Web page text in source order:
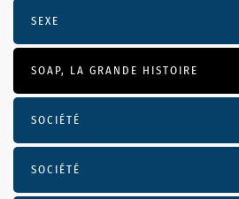
SEXE
SOAP, LA GRANDE HISTOIRE
SOCIÉTÉ
SOCIÉTÉ